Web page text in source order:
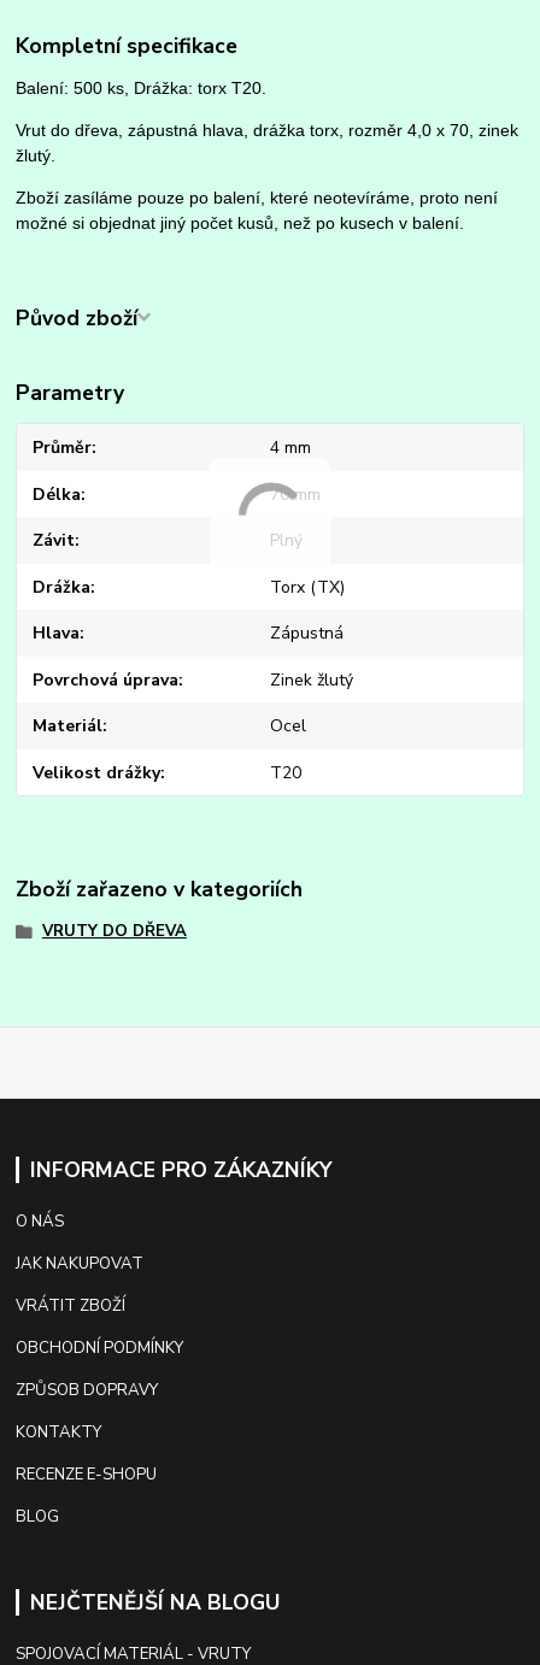
Kompletní specifikace
Balení: 500 ks, Drážka: torx T20.
Vrut do dřeva, zápustná hlava, drážka torx, rozměr 4,0 x 70, zinek
žlutý.
Zboží zasíláme pouze po balení, které neotevíráme, proto není
možné si objednat jiný počet kusů, než po kusech v balení.
Původ zboží
Parametry
Průměr 4 mm
Délka 70 mm
Závit Plný
Drážka Torx (TX)
Hlava Zápustná
Povrchová úprava Zinek žlutý
Materiál Ocel
Velikost drážky T20
Zboží zařazeno v kategoriích
VRUTY DO DŘEVA
INFORMACE PRO ZÁKAZNÍKY
O NÁS
JAK NAKUPOVAT
VRÁTIT ZBOŽÍ
OBCHODNÍ PODMÍNKY
ZPŮSOB DOPRAVY
KONTAKTY
RECENZE E-SHOPU
BLOG
NEJČTENĚJŠÍ NA BLOGU
SPOJOVACÍ MATERIÁL - VRUTY